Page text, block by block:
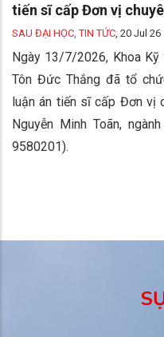
tiến sĩ cấp Đơn vị
SAU ĐẠI HỌC ,TIN TỨC 20 Jul 26
Ngày 13/7/2026, Khoa
Tôn Đức Thắng đã tổ
luận án tiến sĩ cấp Đơn vị
Nguyễn Minh Toãn,
9580201).